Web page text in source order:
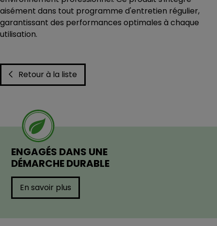
aisément dans tout programme d'entretien régulier,
garantissant des performances optimales à chaque
utilisation.
Retour à la liste
ENGAGÉS DANS UNE
DÉMARCHE DURABLE
En savoir plus